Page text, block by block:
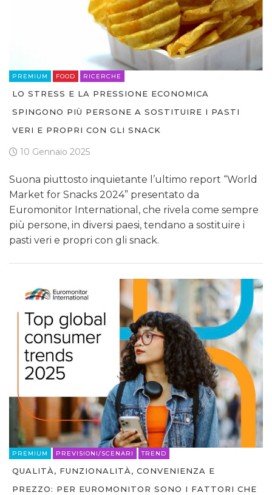
PREMIUM FOOD RICERCHE
LO STRESS E LA PRESSIONE ECONOMICA
SPINGONO PIÙ PERSONE A SOSTITUIRE I PASTI
VERI E PROPRI CON GLI SNACK
10 Gennaio 2025
Suona piuttosto inquietante l’ultimo report “World
Market for Snacks 2024” presentato da
Euromonitor International, che rivela come sempre
più persone, in diversi paesi, tendano a sostituire i
pasti veri e propri con gli snack.
PREMIUM PREVISIONI/SCENARI TREND
QUALITÀ, FUNZIONALITÀ, CONVENIENZA E
PREZZO: PER EUROMONITOR SONO I FATTORI CHE